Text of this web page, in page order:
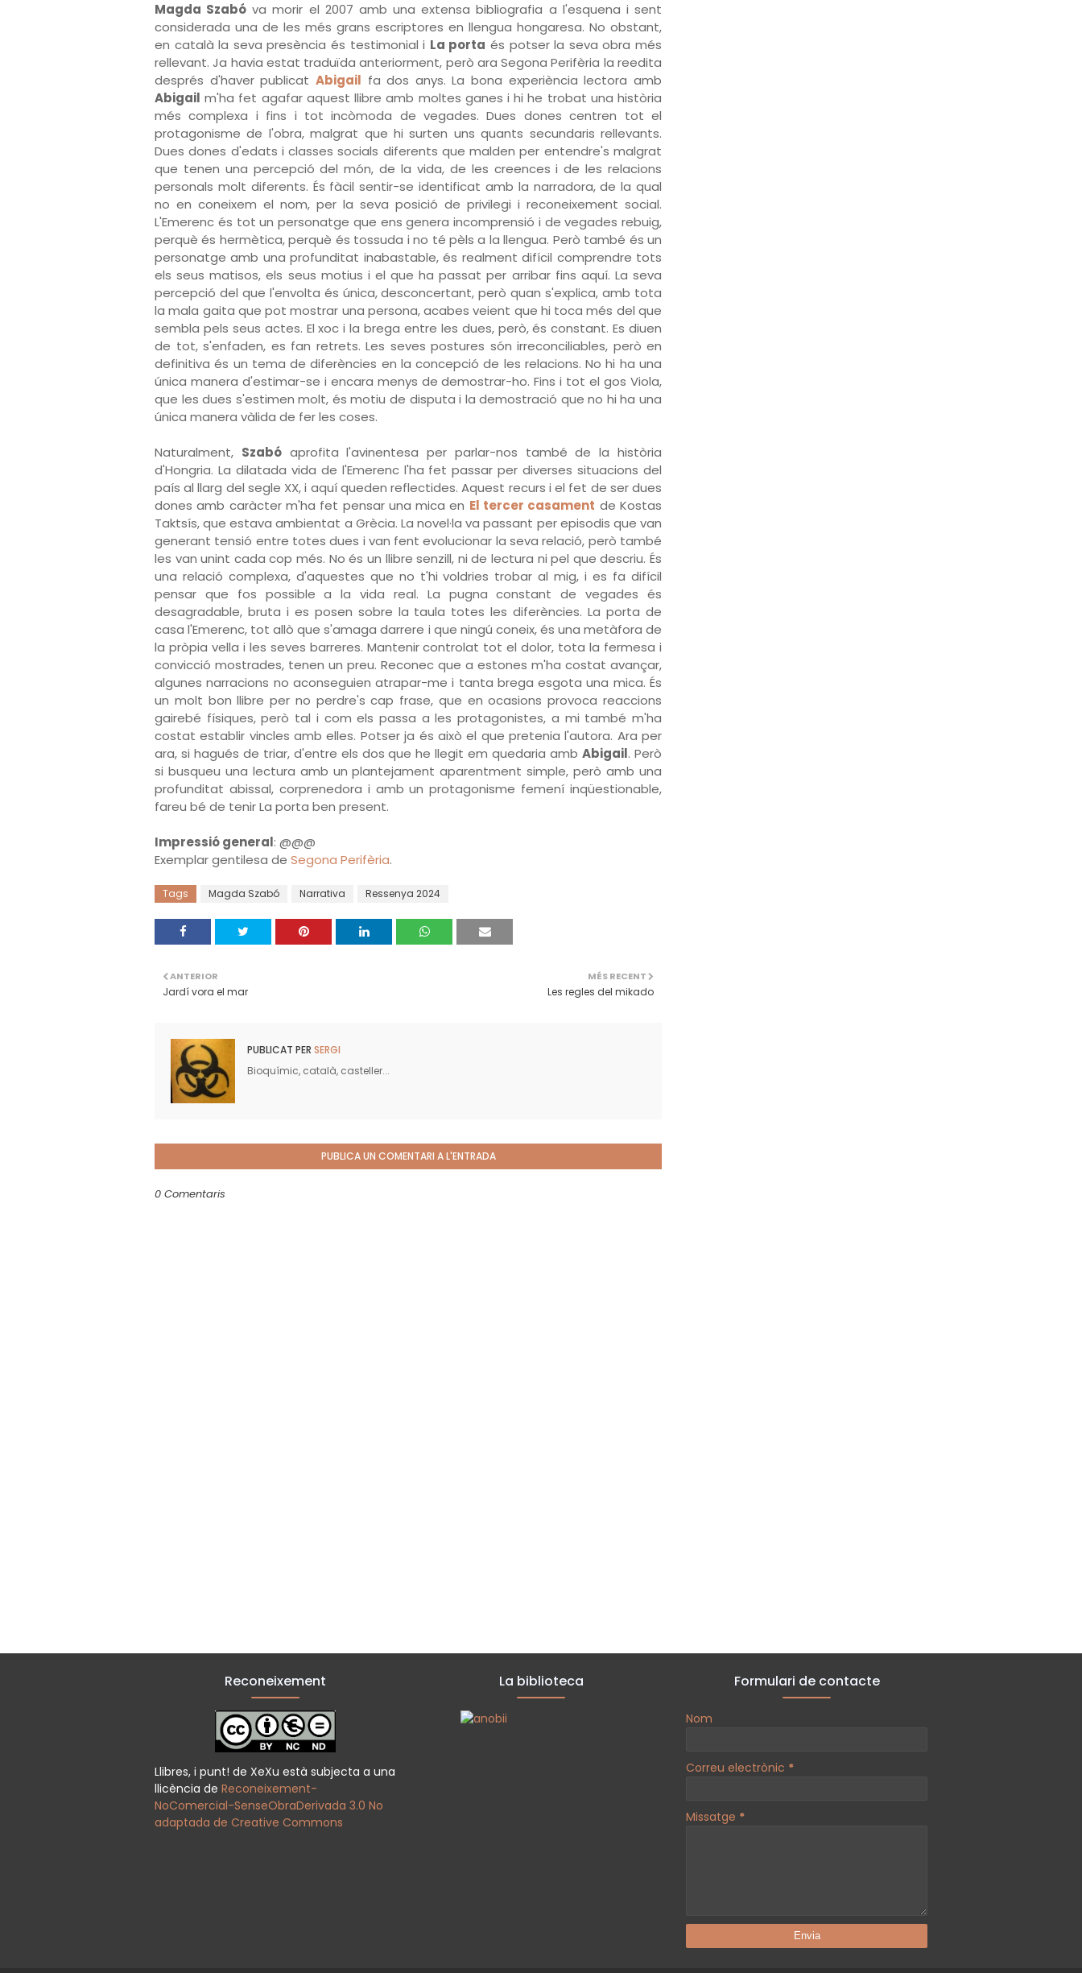
Magda Szabó va morir el 2007 amb una extensa bibliografia a l'esquena i sent
considerada una de les més grans escriptores en llengua hongaresa. No obstant,
en català la seva presència és testimonial i La porta és potser la seva obra més
rellevant. Ja havia estat traduïda anteriorment, però ara Segona Perifèria la reedita
després d'haver publicat Abigail fa dos anys. La bona experiència lectora amb
Abigail m'ha fet agafar aquest llibre amb moltes ganes i hi he trobat una història
més complexa i fins i tot incòmoda de vegades. Dues dones centren tot el
protagonisme de l'obra, malgrat que hi surten uns quants secundaris rellevants.
Dues dones d'edats i classes socials diferents que malden per entendre's malgrat
que tenen una percepció del món, de la vida, de les creences i de les relacions
personals molt diferents. És fàcil sentir-se identificat amb la narradora, de la qual
no en coneixem el nom, per la seva posició de privilegi i reconeixement social.
L'Emerenc és tot un personatge que ens genera incomprensió i de vegades rebuig,
perquè és hermètica, perquè és tossuda i no té pèls a la llengua. Però també és un
personatge amb una profunditat inabastable, és realment difícil comprendre tots
els seus matisos, els seus motius i el que ha passat per arribar fins aquí. La seva
percepció del que l'envolta és única, desconcertant, però quan s'explica, amb tota
la mala gaita que pot mostrar una persona, acabes veient que hi toca més del que
sembla pels seus actes. El xoc i la brega entre les dues, però, és constant. Es diuen
de tot, s'enfaden, es fan retrets. Les seves postures són irreconciliables, però en
definitiva és un tema de diferències en la concepció de les relacions. No hi ha una
única manera d'estimar-se i encara menys de demostrar-ho. Fins i tot el gos Viola,
que les dues s'estimen molt, és motiu de disputa i la demostració que no hi ha una
única manera vàlida de fer les coses.
Naturalment, Szabóaprofita l'avinentesa per parlar-nos també de la història
d'Hongria. La dilatada vida de l'Emerenc l'ha fet passar per diverses situacions del
país al llarg del segle XX, i aquí queden reflectides. Aquest recurs i el fet de ser dues
dones amb caràcter m'ha fet pensar una mica en El tercer casament de Kostas
Taktsís, que estava ambientat a Grècia. La novel·la va passant per episodis que van
generant tensió entre totes dues i van fent evolucionar la seva relació, però també
les van unint cada cop més. No és un llibre senzill, ni de lectura ni pel que descriu. És
una relació complexa, d'aquestes que no t'hi voldries trobar al mig, i es fa difícil
pensar que fos possible a la vida real. La pugna constant de vegades és
desagradable, bruta i es posen sobre la taula totes les diferències. La porta de
casa l'Emerenc, tot allò que s'amaga darrere i que ningú coneix, és una metàfora de
la pròpia vella i les seves barreres. Mantenir controlat tot el dolor, tota la fermesa i
convicció mostrades, tenen un preu. Reconec que a estones m'ha costat avançar,
algunes narracions no aconseguien atrapar-me i tanta brega esgota una mica. És
un molt bon llibre per no perdre's cap frase, que en ocasions provoca reaccions
gairebé físiques, però tal i com els passa a les protagonistes, a mi també m'ha
costat establir vincles amb elles. Potser ja és això el que pretenia l'autora. Ara per
ara, si hagués de triar, d'entre els dos que he llegit em quedaria ambAbigail. Però
si busqueu una lectura amb un plantejament aparentment simple, però amb una
profunditat abissal, corprenedora i amb un protagonisme femení inqüestionable,
fareu bé de tenir La porta ben present.
Impressió general: @@@
Exemplar gentilesa de Segona Perifèria.
Tags Magda Szabó Narrativa Ressenya 2024
MÉS RECENT
Les regles del mikado
ANTERIOR
Jardí vora el mar
PUBLICAT PER SERGI
Bioquímic, català, casteller...
PUBLICA UN COMENTARI A L'ENTRADA
0 Comentaris
Reconeixement
Llibres, i punt! de XeXu està subjecta a una
llicència de Reconeixement-
NoComercial-SenseObraDerivada 3.0 No
adaptada de Creative Commons
La biblioteca Formulari de contacte
Nom
Correu electrònic *
Missatge *